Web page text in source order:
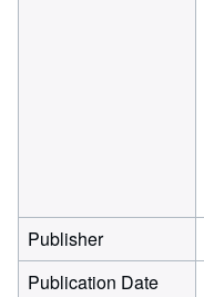
Publisher
Publication Date